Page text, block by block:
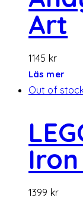
Art
1145 kr
Läs mer
Out of
1399 kr